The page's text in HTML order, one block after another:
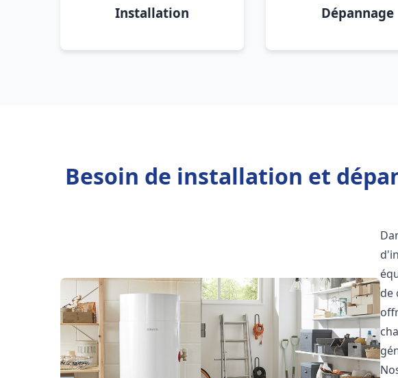
Installation Dépannage
Besoin de installation et
de